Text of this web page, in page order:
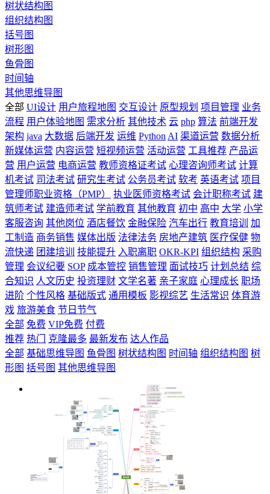
树状结构图
组织结构图
括号图
树形图
鱼骨图
时间轴
其他思维导图
全部 UI设计 用户旅程地图 交互设计 原型规划 项目管理 业务
流程 用户体验地图 需求分析 其他技术 云 php 算法 前端开发
架构 java 大数据 后端开发 运维 Python AI 渠道运营 数据分析
新媒体运营 内容运营 短视频运营 活动运营 工具推荐 产品运
营 用户运营 电商运营 教师资格证考试 心理咨询师考试 计算
机考试 司法考试 研究生考试 公务员考试 软考 英语考试 项目
管理师职业资格（PMP）
执业医师资格考试 会计职称考试 建
筑师考试 建造师考试 学前教育 其他教育 初中 高中 大学 小学
客服咨询 其他岗位 酒店餐饮 金融保险 汽车出行 教育培训
加
工制造 商务销售 媒体出版 法律法务 房地产建筑 医疗保健 物
流快递 团建培训 技能提升 入职离职 OKR-KPI 组织结构 采购
管理 会议纪要 SOP 成本管控 销售管理 面试技巧 计划总结 综
合知识 人文历史 投资理财 文学名著 亲子家庭 心理成长 职场
进阶 个性风格 基础版式 通用模板 影视综艺 生活常识 体育游
戏 旅游美食 节日节气
全部 免费 VIP免费 付费
推荐 热门 克隆最多 最新发布 达人作品
全部 基础思维导图 鱼骨图 树状结构图 时间轴 组织结构图 树
形图 括号图 其他思维导图